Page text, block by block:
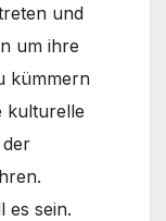
und
um ihre
kümmern
kulturelle
es sein.